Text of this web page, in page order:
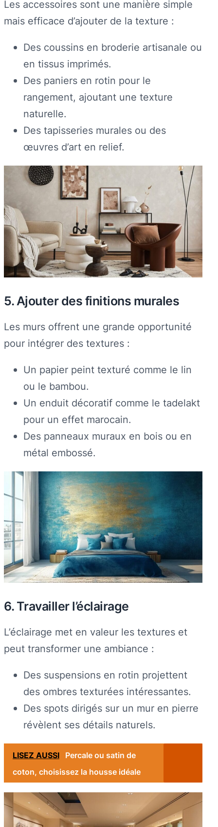
Les accessoires sont une manière simple
mais efficace d’ajouter de la texture :
Des coussins en broderie artisanale ou
en tissus imprimés.
Des paniers en rotin pour le
rangement, ajoutant une texture
naturelle.
Des tapisseries murales ou des
œuvres d’art en relief.
5. Ajouter des finitions murales
Les murs offrent une grande opportunité
pour intégrer des textures :
Un papier peint texturé comme le lin
ou le bambou.
Un enduit décoratif comme le tadelakt
pour un effet marocain.
Des panneaux muraux en bois ou en
métal embossé.
6. Travailler l’éclairage
L’éclairage met en valeur les textures et
peut transformer une ambiance :
Des suspensions en rotin projettent
des ombres texturées intéressantes.
Des spots dirigés sur un mur en pierre
révèlent ses détails naturels.
LISEZ AUSSI
Percale ou satin de
coton, choisissez la housse idéale